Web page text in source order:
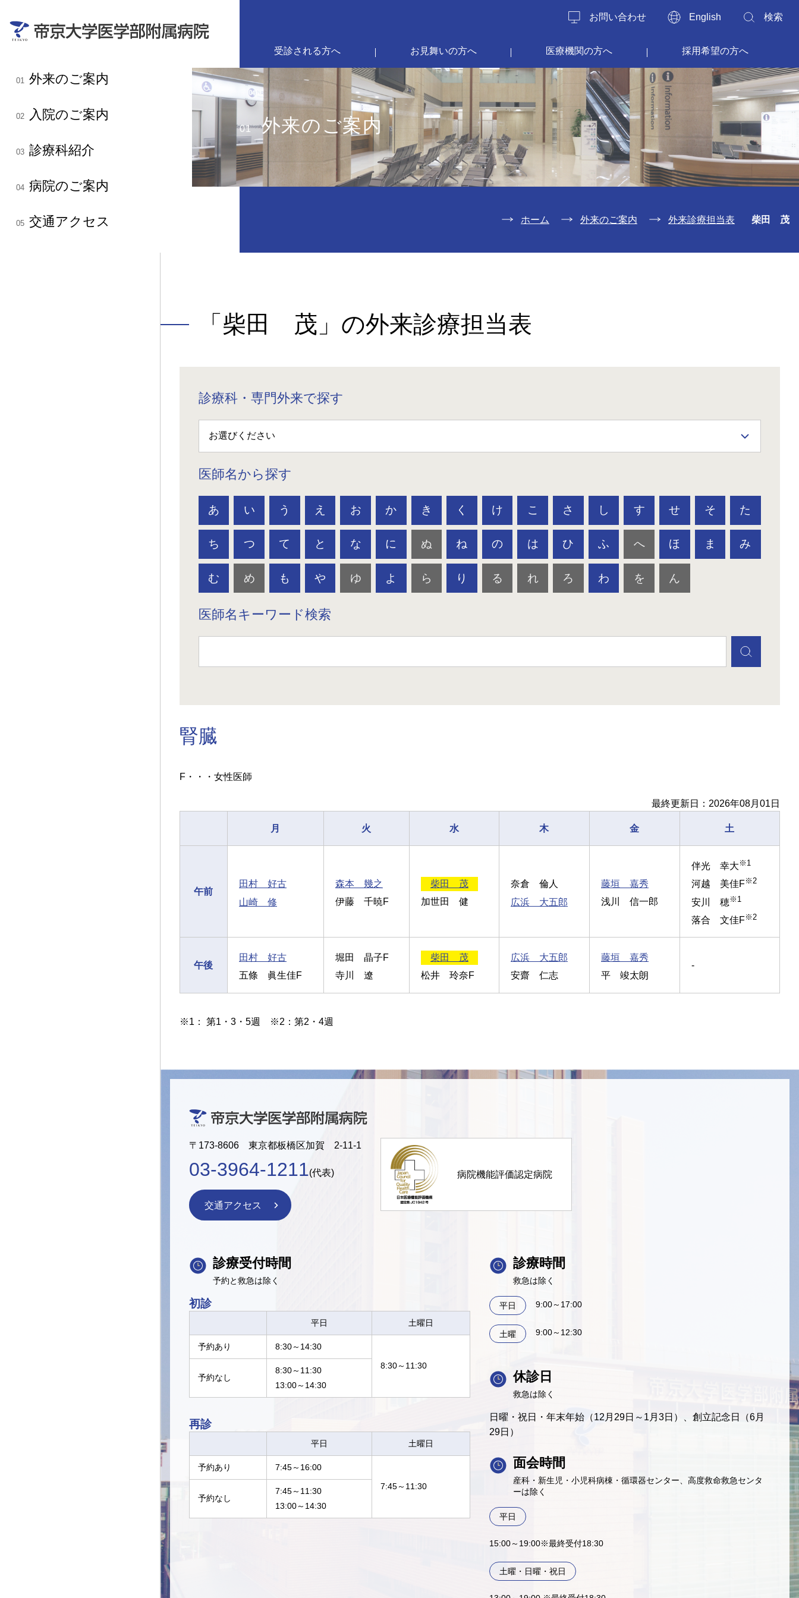
01 外来のご案内
02 入院のご案内
03 診療科紹介
04 病院のご案内
05 交通アクセス
お問い合わせ English 検索
受診される方へ お見舞いの方へ 医療機関の方へ 採用希望の方へ
01 外来のご案内
ホーム 外来のご案内 外来診療担当表 柴田 茂
「柴田 茂」の外来診療担当表
診療科・専門外来で探す
医師名から探す
あ い う え お か き く け こ さ し す せ そ た
ち つ て と な に ぬ ね の は ひ ふ へ ほ ま み
む め も や ゆ よ ら り る れ ろ わ を ん
医師名キーワード検索
腎臓
F・・・女性医師
最終更新日：2026年08月01日
月 火 水 木 金 土
午前
田村 好古
山崎 修
森本 幾之
伊藤 千暁F
柴田 茂
加世田 健
奈倉 倫人
広浜 大五郎
藤垣 嘉秀
浅川 信一郎
伴光 幸大 ※1
河越 美佳F※2
安川 穂※1
落合 文佳F※2
午後
田村 好古
五條 眞生佳F
堀田 晶子F
寺川 遼
柴田 茂
松井 玲奈F
広浜 大五郎
安齋 仁志
藤垣 嘉秀
平 竣太朗
-
※1： 第1・3・5週 ※2：第2・4週
〒173-8606 東京都板橋区加賀 2-11-1
03-3964-1211(代表)
交通アクセス
病院機能評価認定病院
診療受付時間
予約と救急は除く
初診
平日 土曜日
予約あり
8:30～14:30
8:30～11:30
予約なし
8:30～11:30
13:00～14:30
再診
平日 土曜日
予約あり
7:45～16:00
7:45～11:30
予約なし
7:45～11:30
13:00～14:30
診療時間
救急は除く
平日 9:00～17:00
土曜 9:00～12:30
休診日
救急は除く
日曜・祝日・年末年始（12月29日～1月3日）、創立記念日（6月
29日）
面会時間
産科・新生児・小児科病棟・循環器センター、高度救命救急センタ
ーは除く
平日
15:00～19:00※最終受付18:30
土曜・日曜・祝日